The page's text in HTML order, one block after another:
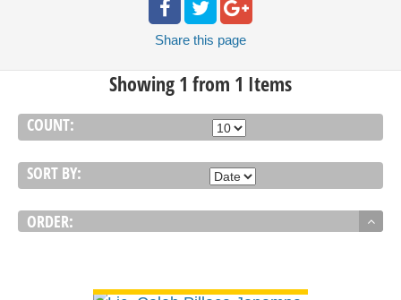
Share this page
Showing 1 from 1 Items
COUNT:
SORT BY:
ORDER: